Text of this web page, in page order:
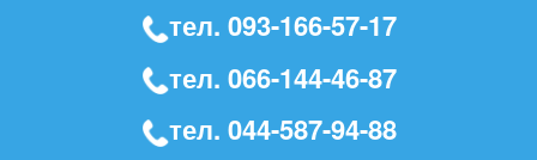
тел. 093-166-57-17
тел. 066-144-46-87
тел. 044-587-94-88